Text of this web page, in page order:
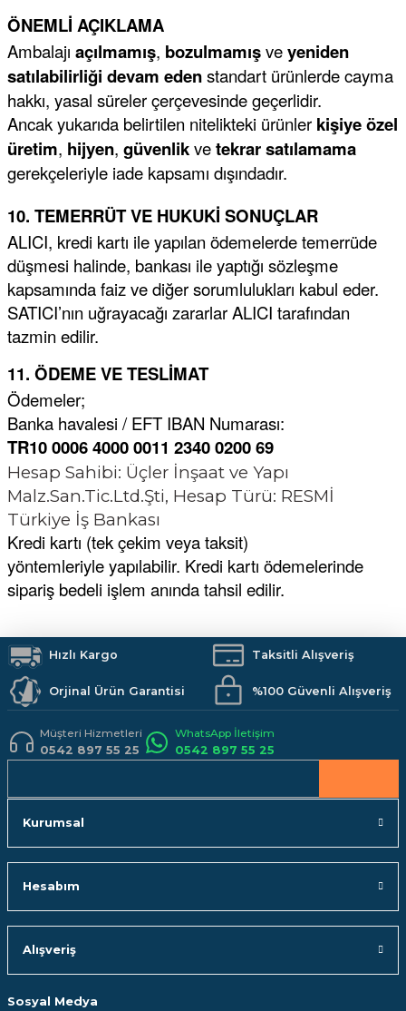
ÖNEMLİ AÇIKLAMA
Ambalajı açılmamış, bozulmamışveyeniden
satılabilirliği devam edenstandart ürünlerde cayma
hakkı, yasal süreler çerçevesinde geçerlidir.
Ancak yukarıda belirtilen nitelikteki ürünler kişiye özel
üretim, hijyen, güvenlikvetekrar satılamama
gerekçeleriyle iade kapsamı dışındadır.
10. TEMERRÜT VE HUKUKİ SONUÇLAR
ALICI, kredi kartı ile yapılan ödemelerde temerrüde
düşmesi halinde, bankası ile yaptığı sözleşme
kapsamında faiz ve diğer sorumlulukları kabul eder.
SATICI’nın uğrayacağı zararlar ALICI tarafından
tazmin edilir.
11. ÖDEME VE TESLİMAT
Ödemeler;
Banka havalesi / EFT IBAN Numarası:
TR10 0006 4000 0011 2340 0200 69
Hesap Sahibi: Üçler İnşaat ve Yapı
Malz.San.Tic.Ltd.Şti, Hesap Türü: RESMİ
Türkiye İş Bankası
Kredi kartı (tek çekim veya taksit)
yöntemleriyle yapılabilir. Kredi kartı ödemelerinde
sipariş bedeli işlem anında tahsil edilir.
Hızlı Kargo Taksitli Alışveriş
Orjinal Ürün Garantisi %100 Güvenli Alışveriş
Müşteri Hizmetleri
0542 897 55 25
WhatsApp İletişim
0542 897 55 25
Kurumsal
Hesabım
Alışveriş
Sosyal Medya